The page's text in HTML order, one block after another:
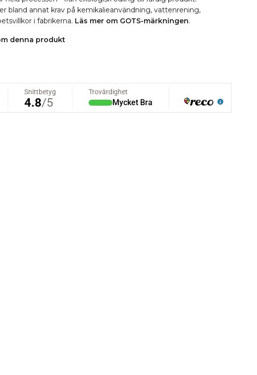
bland annat krav på kemikalieanvändning, vattenrening,
i fabrikerna. Läs mer om GOTS-märkningen.
denna produkt